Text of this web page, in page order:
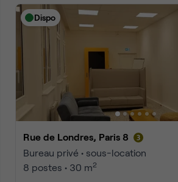
Dispo
Rue de Londres, Paris 8
Bureau privé • sous-location
8 postes • 30 m2